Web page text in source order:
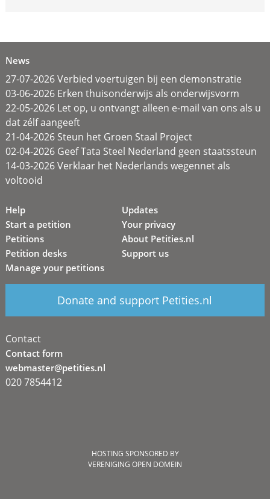
News
27-07-2026 Verbied voertuigen bij een demonstratie
03-06-2026 Erken thuisonderwijs als onderwijsvorm
22-05-2026 Let op, u ontvangt alleen e-mail van ons als u
dat zélf aangeeft
21-04-2026 Steun het Groen Staal Project
02-04-2026 Geef Tata Steel Nederland geen staatssteun
14-03-2026 Verklaar het Nederlands wegennet als
voltooid
Help
Start a petition
Petitions
Petition desks
Manage your petitions
Updates
Your privacy
About Petities.nl
Support us
Donate and support Petities.nl
Contact
Contact form
webmaster@petities.nl
020 7854412
HOSTING SPONSORED BY
VERENIGING OPEN DOMEIN